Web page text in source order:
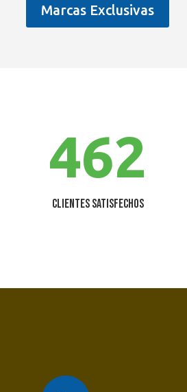
Marcas Exclusivas
462
Clientes satisfechos